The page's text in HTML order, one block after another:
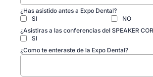
¿Has asistido antes a Expo Dental?
SI
NO
¿Asistiras a las conferencias del SPEAKER
SI
¿Como te enteraste de la Expo Dental?